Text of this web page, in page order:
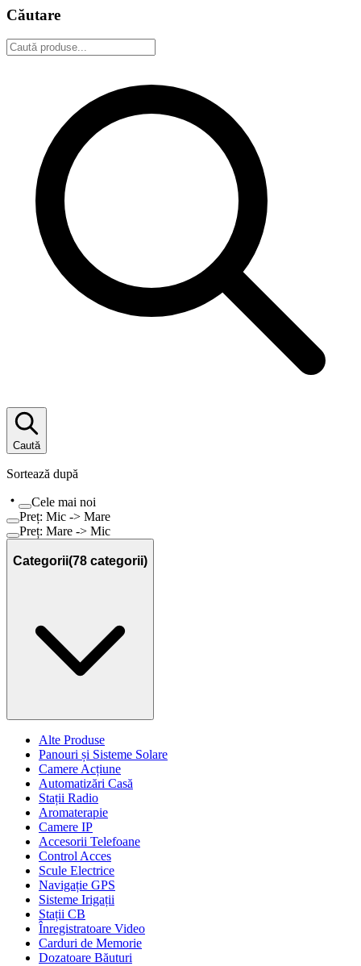
Căutare
Caută
Sortează după
Cele mai noi
Preț: Mic -> Mare
Preț: Mare -> Mic
Categorii(78 categorii)
Alte Produse
Panouri și Sisteme Solare
Camere Acțiune
Automatizări Casă
Stații Radio
Aromaterapie
Camere IP
Accesorii Telefoane
Control Acces
Scule Electrice
Navigație GPS
Sisteme Irigații
Stații CB
Înregistratoare Video
Carduri de Memorie
Dozatoare Băuturi